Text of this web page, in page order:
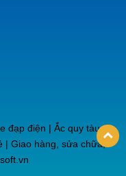
đạp điện | Ắc quy tàu
| Giao hàng, sửa chữa,